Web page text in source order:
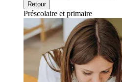
Retour
Préscolaire et primaire